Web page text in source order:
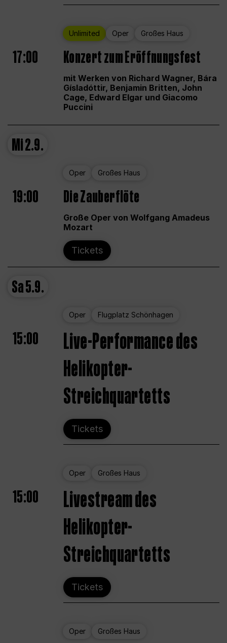
Unlimited Oper Großes Haus
17:00 Konzert zum Eröffnungsfest
mit Werken von Richard Wagner, Bára
Gísladóttir, Benjamin Britten, John
Cage, Edward Elgar und Giacomo
Puccini
Mi2.9.
Oper Großes Haus
19:00 Die Zauberflöte
Große Oper von Wolfgang Amadeus
Mozart
Tickets
Sa5.9.
Oper Flugplatz Schönhagen
15:00
Live-Performance des
Helikopter-
Streichquartetts
Tickets
Oper Großes Haus
15:00
Livestream des
Helikopter-
Streichquartetts
Tickets
Oper Großes Haus